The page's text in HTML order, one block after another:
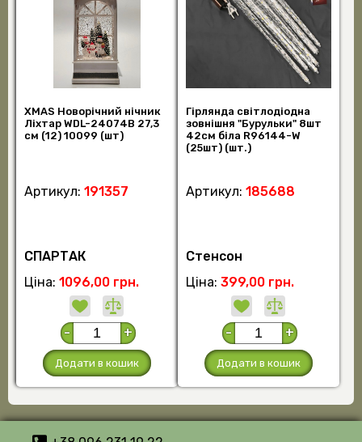
XMAS Новорічний нічник
Ліхтар WDL-24074B 27,3
см (12) 10099 (шт)
Артикул: 191357
СПАРТАК
Ціна: 1096,00 грн.
- +
Додати в кошик
Гірлянда світлодіодна
зовнішня "Бурульки" 8шт
42см біла R96144-W
(25шт) (шт.)
Артикул: 185688
Стенсон
Ціна: 399,00 грн.
- +
Додати в кошик